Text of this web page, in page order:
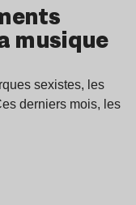
musique
sexistes, les
derniers mois, les